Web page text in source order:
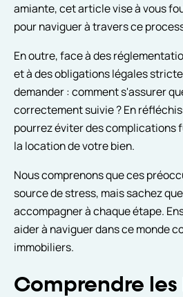
amiante, cet article vise à vous
pour naviguer à travers ce
En outre, face à des
et à des obligations légales
demander : comment s'assurer
correctement suivie ? En
pourrez éviter des complications
la location de votre bien.
Nous comprenons que ces
source de stress, mais sachez
accompagner à chaque étape.
aider à naviguer dans ce monde
immobiliers.
Comprendre